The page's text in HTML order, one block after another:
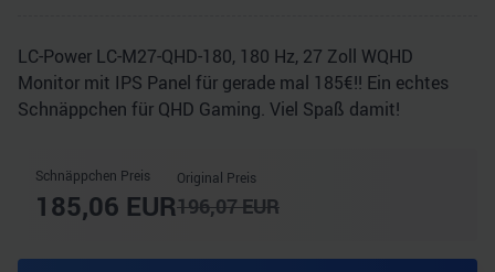
LC-Power LC-M27-QHD-180, 180 Hz, 27 Zoll WQHD
Monitor mit IPS Panel für gerade mal 185€!! Ein echtes
Schnäppchen für QHD Gaming. Viel Spaß damit!
Schnäppchen Preis
185,06 EUR
Original Preis
196,07EUR